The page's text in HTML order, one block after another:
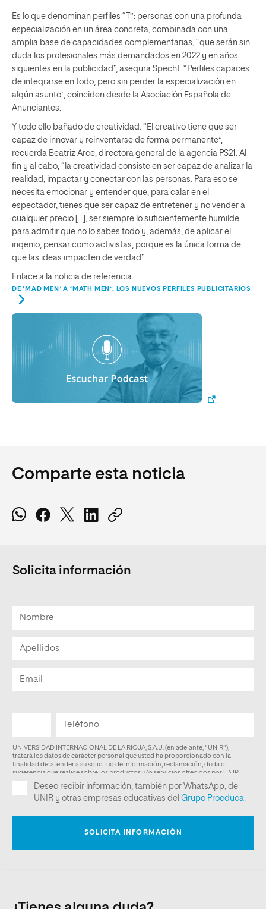
Es lo que denominan perfiles “T”: personas con una profunda
especialización en un área concreta, combinada con una
amplia base de capacidades complementarias, “que serán sin
duda los profesionales más demandados en 2022 y en años
siguientes en la publicidad”, asegura Specht. “Perfiles capaces
de integrarse en todo, pero sin perder la especialización en
algún asunto”, coinciden desde la Asociación Española de
Anunciantes.
Y todo ello bañado de creatividad. “El creativo tiene que ser
capaz de innovar y reinventarse de forma permanente”,
recuerda Beatriz Arce, directora general de la agencia PS21. Al
fin y al cabo, “la creatividad consiste en ser capaz de analizar la
realidad, impactar y conectar con las personas. Para eso se
necesita emocionar y entender que, para calar en el
espectador, tienes que ser capaz de entretener y no vender a
cualquier precio […], ser siempre lo suficientemente humilde
para admitir que no lo sabes todo y, además, de aplicar el
ingenio, pensar como activistas, porque es la única forma de
que las ideas impacten de verdad”.
Enlace a la noticia de referencia:
DE ‘MAD MEN’ A ‘MATH MEN’: LOS NUEVOS PERFILES PUBLICITARIOS
Comparte esta noticia
Solicita información